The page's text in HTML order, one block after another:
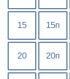
15 15п
20 20п